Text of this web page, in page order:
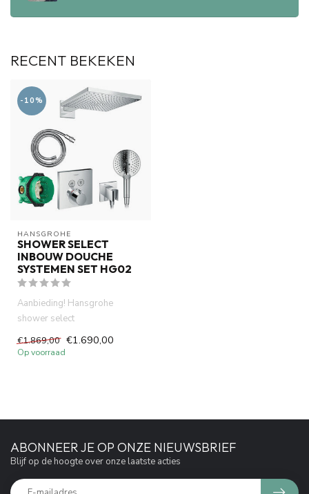
RECENT BEKEKEN
-10%
HANSGROHE
SHOWER SELECT
INBOUW DOUCHE
SYSTEMEN SET HG02
Aanbieding! Hansgrohe
shower select
douchesystemen
.Thermostatisch inbouwdeel
€1.869,00 €1.690,00
Op voorraad
ABONNEER JE OP ONZE NIEUWSBRIEF
Blijf op de hoogte over onze laatste acties